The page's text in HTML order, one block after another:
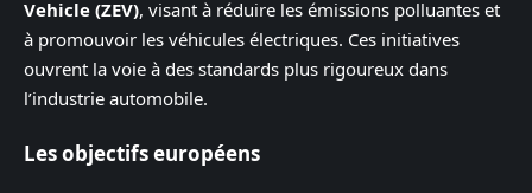
Vehicle (ZEV), visant à réduire les émissions polluantes et
à promouvoir les véhicules électriques. Ces initiatives
ouvrent la voie à des standards plus rigoureux dans
l’industrie automobile.
Les objectifs européens